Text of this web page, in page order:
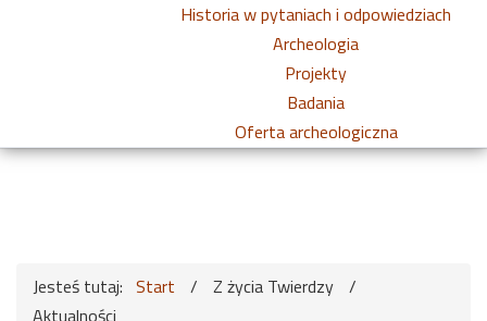
Historia w pytaniach i odpowiedziach
Archeologia
Projekty
Badania
Oferta archeologiczna
Jesteś tutaj: Start / Z życia Twierdzy /
Aktualności